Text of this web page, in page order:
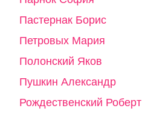
Пастернак Борис
Петровых Мария
Полонский Яков
Пушкин Александр
Рождественский Роберт